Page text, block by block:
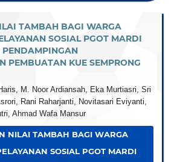
TAMBAH BAGI WARGA
SOSIAL PGOT MARDI
PEMBUATAN KUE SEMPRONG
M. Noor Ardiansah, Eka Murtiasri, Sri
Rani Raharjanti, Novitasari Eviyanti,
Ahmad Wafa Mansur
NILAI TAMBAH BAGI WARGA
SOSIAL PGOT MARDI